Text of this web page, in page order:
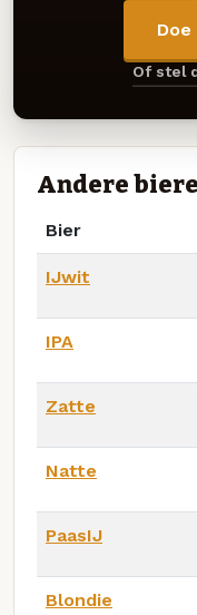
Of stel
Andere
Bier
IJwit
IPA
Zatte
Natte
PaasIJ
Blondie